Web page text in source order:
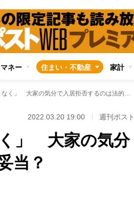
マネー 住まい・不動産 家計
理由を聞いたら「なんとなく」 大家の気分で入居拒否するのは法的に妥当？
2022.03.20 19:00 週刊ポスト
」 大家の気分
当？